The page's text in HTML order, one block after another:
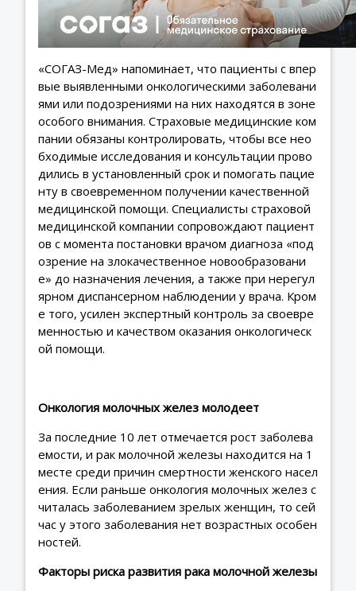
«СОГАЗ-Мед» напоминает, что пациенты с впер
вые выявленными онкологическими заболевани
ями или подозрениями на них находятся в зоне
особого внимания. Страховые медицинские ком
пании обязаны контролировать, чтобы все нео
бходимые исследования и консультации прово
дились в установленный срок и помогать пацие
нту в своевременном получении качественной
медицинской помощи. Специалисты страховой
медицинской компании сопровождают пациент
ов с момента постановки врачом диагноза «под
озрение на злокачественное новообразовани
е» до назначения лечения, а также при нерегул
ярном диспансерном наблюдении у врача. Кром
е того, усилен экспертный контроль за своевре
менностью и качеством оказания онкологическ
ой помощи.
Онкология молочных желез молодеет
За последние 10 лет отмечается рост заболева
емости, и рак молочной железы находится на 1
месте среди причин смертности женского насел
ения. Если раньше онкология молочных желез с
читалась заболеванием зрелых женщин, то сей
час у этого заболевания нет возрастных особен
ностей.
Факторы риска развития рака молочной железы